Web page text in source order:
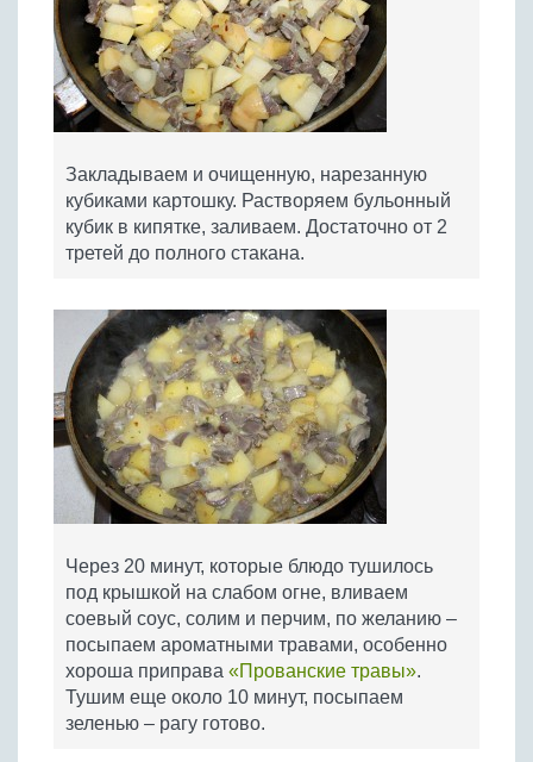
Закладываем и очищенную, нарезанную
кубиками картошку. Растворяем бульонный
кубик в кипятке, заливаем. Достаточно от 2
третей до полного стакана.
Через 20 минут, которые блюдо тушилось
под крышкой на слабом огне, вливаем
соевый соус, солим и перчим, по желанию –
посыпаем ароматными травами, особенно
хороша приправа «Прованские травы».
Тушим еще около 10 минут, посыпаем
зеленью – рагу готово.